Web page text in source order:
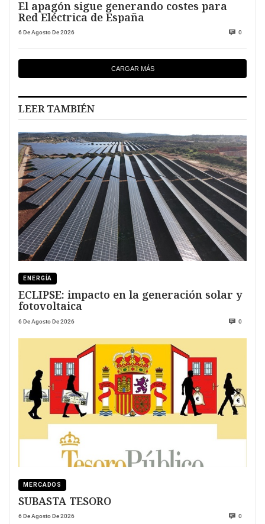
El apagón sigue generando costes para
Red Eléctrica de España
6 De Agosto De 2026 0
CARGAR MÁS
LEER TAMBIÉN
ENERGÍA
ECLIPSE: impacto en la generación solar y
fotovoltaica
6 De Agosto De 2026 0
MERCADOS
SUBASTA TESORO
6 De Agosto De 2026 0